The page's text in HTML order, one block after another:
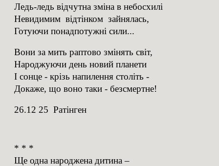
Ледь-ледь відчутна зміна в небосхилі
Невидимим відтінком зайнялась,
Готуючи понадпотужні сили...
Вони за мить раптово змінять світ,
Народжуючи день новий планети
І сонце - крізь напилення століть -
Докаже, що воно таки - безсмертне!
26.12 25 Ратінген
* * *
Ще одна народжена дитина –